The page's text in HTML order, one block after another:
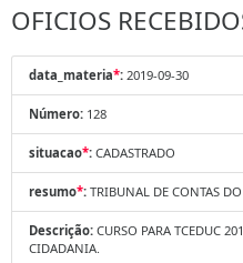
OFICIOS
data_materia*: 2019-09-30
Número: 128
situacao*: CADASTRADO
resumo*: TRIBUNAL DE CONTAS
Descrição: CURSO PARA TCEDUC
CIDADANIA.